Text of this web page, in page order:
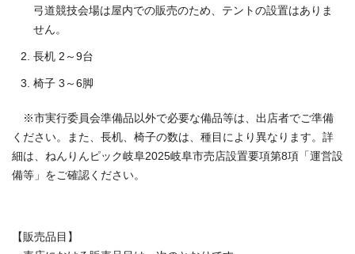
弓道競技会場は屋内での販売のため、テントの設置はありま
せん。
長机 2～9台
椅子 3～6脚
※市実行委員会準備品以外で必要な備品等は、出店者でご準備
ください。また、長机、椅子の数は、種目により異なります。詳
細は、ねんりんピック岐阜2025岐阜市売店設置要項第8項「運営設
備等」をご確認ください。
【販売品目】